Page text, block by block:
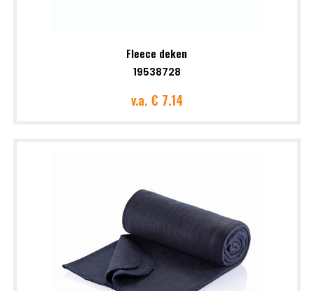
Fleece deken
19538728
v.a.€ 7.14